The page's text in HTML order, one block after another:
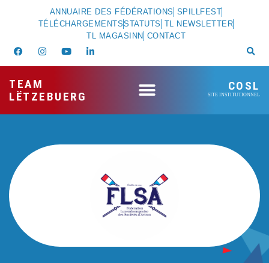
ANNUAIRE DES FÉDÉRATIONS SPILLFEST
TÉLÉCHARGEMENTSSTATUTS TL NEWSLETTER
TL MAGASINN CONTACT
TEAM
LËTZEBUERG
COSL
SITE INSTITUTIONNEL